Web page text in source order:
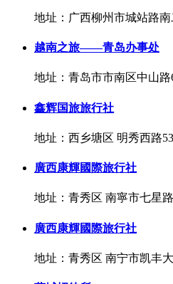
地址：广西柳州市城站路南
越南之旅——青岛办事处
地址：青岛市市南区中山路
鑫辉国旅旅行社
地址：西乡塘区 明秀西路
廣西康輝國際旅行社
地址：青秀区 南寧市七星
廣西康輝國際旅行社
地址：青秀区 南宁市凯丰